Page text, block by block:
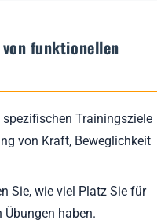
funktionellen
spezifischen Trainingsziele
von Kraft, Beweglichkeit
Sie, wie viel Platz Sie für
Übungen haben.